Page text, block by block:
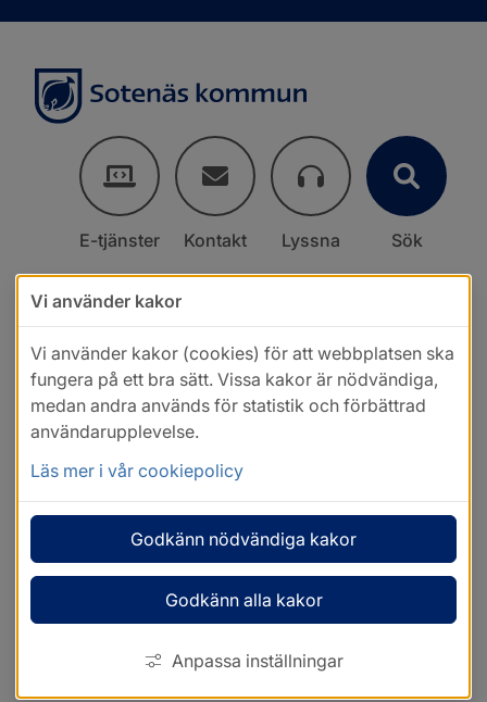
E-tjänster Kontakt Lyssna Sök
Vi använder kakor
Vi använder kakor (cookies) för att webbplatsen ska
fungera på ett bra sätt. Vissa kakor är nödvändiga,
medan andra används för statistik och förbättrad
användarupplevelse.
Läs mer i vår cookiepolicy
Godkänn nödvändiga kakor
Godkänn alla kakor
Anpassa inställningar